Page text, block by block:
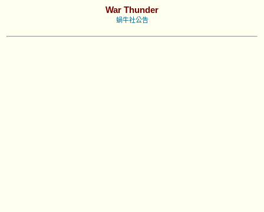
War Thunder
蝸牛社公告